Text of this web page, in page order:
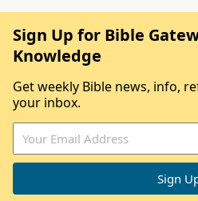
Sign Up for Bible
Knowledge
Get weekly Bible news, info,
your inbox.